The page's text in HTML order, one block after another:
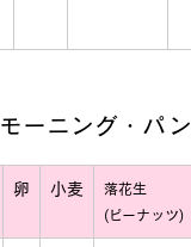
モーニング・パン
卵 小麦
落花生
(ピーナッツ)